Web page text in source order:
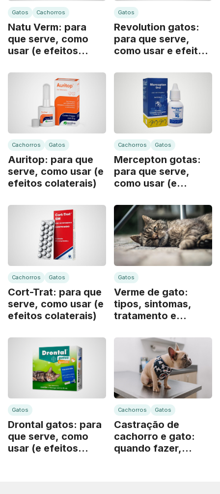
Gatos Cachorros
Natu Verm: para
que serve, como
usar (e efeitos
Gatos
Revolution gatos:
para que serve,
como usar e efeitos
Cachorros Gatos
Auritop: para que
serve, como usar (e
efeitos colaterais)
Cachorros Gatos
Mercepton gotas:
para que serve,
como usar (e
Cachorros Gatos
Cort-Trat: para que
serve, como usar (e
efeitos colaterais)
Gatos
Verme de gato:
tipos, sintomas,
tratamento e
Gatos
Drontal gatos: para
que serve, como
usar (e efeitos
Cachorros Gatos
Castração de
cachorro e gato:
quando fazer,